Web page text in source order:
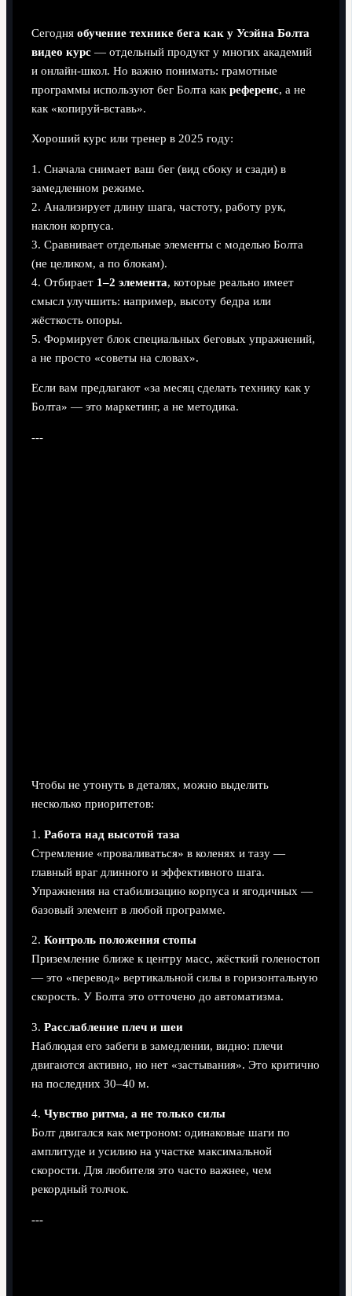
Сегодня обучение технике бега как у Усэйна Болта
видео курс— отдельный продукт у многих академий
и онлайн‑школ. Но важно понимать: грамотные
программы используют бег Болта как референс, а не
как «копируй‑вставь».
Хороший курс или тренер в 2025 году:
1. Сначала снимает ваш бег (вид сбоку и сзади) в
замедленном режиме.
2. Анализирует длину шага, частоту, работу рук,
наклон корпуса.
3. Сравнивает отдельные элементы с моделью Болта
(не целиком, а по блокам).
4. Отбирает 1–2 элемента, которые реально имеет
смысл улучшить: например, высоту бедра или
жёсткость опоры.
5. Формирует блок специальных беговых упражнений,
а не просто «советы на словах».
Если вам предлагают «за месяц сделать технику как у
Болта» — это маркетинг, а не методика.
---
Чтобы не утонуть в деталях, можно выделить
несколько приоритетов:
1. Работа над высотой таза
Стремление «проваливаться» в коленях и тазу —
главный враг длинного и эффективного шага.
Упражнения на стабилизацию корпуса и ягодичных —
базовый элемент в любой программе.
2. Контроль положения стопы
Приземление ближе к центру масс, жёсткий голеностоп
— это «перевод» вертикальной силы в горизонтальную
скорость. У Болта это отточено до автоматизма.
3. Расслабление плеч и шеи
Наблюдая его забеги в замедлении, видно: плечи
двигаются активно, но нет «застывания». Это критично
на последних 30–40 м.
4. Чувство ритма, а не только силы
Болт двигался как метроном: одинаковые шаги по
амплитуде и усилию на участке максимальной
скорости. Для любителя это часто важнее, чем
рекордный толчок.
---